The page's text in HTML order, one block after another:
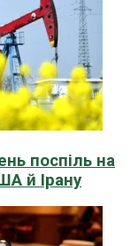
поспіль на
й Ірану